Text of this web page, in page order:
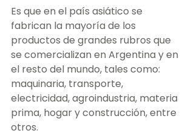
Es que en el país asiático se
fabrican la mayoría de los
productos de grandes rubros que
se comercializan en Argentina y en
el resto del mundo, tales como:
maquinaria, transporte,
electricidad, agroindustria, materia
prima, hogar y construcción, entre
otros.